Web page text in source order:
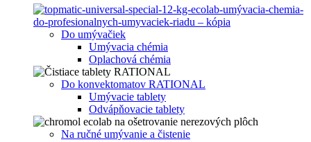
Do umývačiek
Umývacia chémia
Oplachová chémia
Do konvektomatov RATIONAL
Umývacie tablety
Odvápňovacie tablety
Na ručné umývanie a čistenie